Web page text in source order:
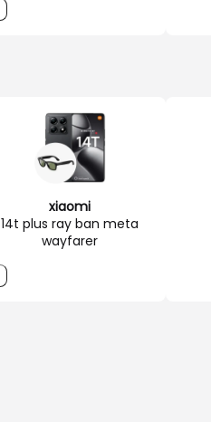
xiaomi
14t plus ray ban meta
wayfarer